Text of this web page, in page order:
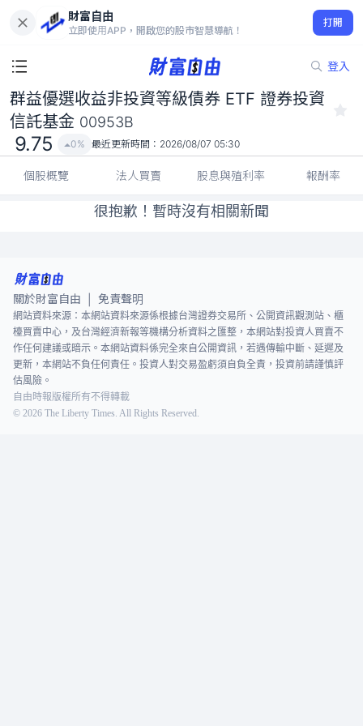
財富自由
立即使用APP，開啟您的股市智慧導航！
打開
登入
群益優選收益非投資等級債券 ETF 證券投資信託基金 00953B
9.75
0%
群益優選收益非投資等級債券 ETF 證券投資
信託基金 00953B
9.75 0% 最近更新時間： 2026/08/07 05:30
個股概覽 法人買賣 股息與殖利率 報酬率
很抱歉！暫時沒有相關新聞
關於財富自由 免責聲明
網站資料來源：本網站資料來源係根據台灣證券交易所、公開資訊觀測站、櫃
檯買賣中心，及台灣經濟新報等機構分析資料之匯整，本網站對投資人買賣不
作任何建議或暗示。本網站資料係完全來自公開資訊，若遇傳輸中斷、延遲及
更新，本網站不負任何責任。投資人對交易盈虧須自負全責，投資前請謹慎評
估風險。
自由時報版權所有不得轉載
© 2026 The Liberty Times. All Rights Reserved.